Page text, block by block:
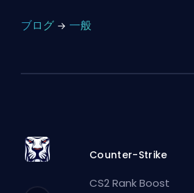
ブログ 一般
Counter-Strike
CS2 Rank Boost